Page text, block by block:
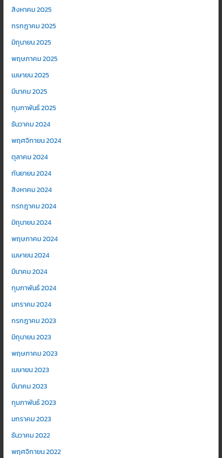
สิงหาคม 2025
กรกฎาคม 2025
มิถุนายน 2025
พฤษภาคม 2025
เมษายน 2025
มีนาคม 2025
กุมภาพันธ์ 2025
ธันวาคม 2024
พฤศจิกายน 2024
ตุลาคม 2024
กันยายน 2024
สิงหาคม 2024
กรกฎาคม 2024
มิถุนายน 2024
พฤษภาคม 2024
เมษายน 2024
มีนาคม 2024
กุมภาพันธ์ 2024
มกราคม 2024
กรกฎาคม 2023
มิถุนายน 2023
พฤษภาคม 2023
เมษายน 2023
มีนาคม 2023
กุมภาพันธ์ 2023
มกราคม 2023
ธันวาคม 2022
พฤศจิกายน 2022